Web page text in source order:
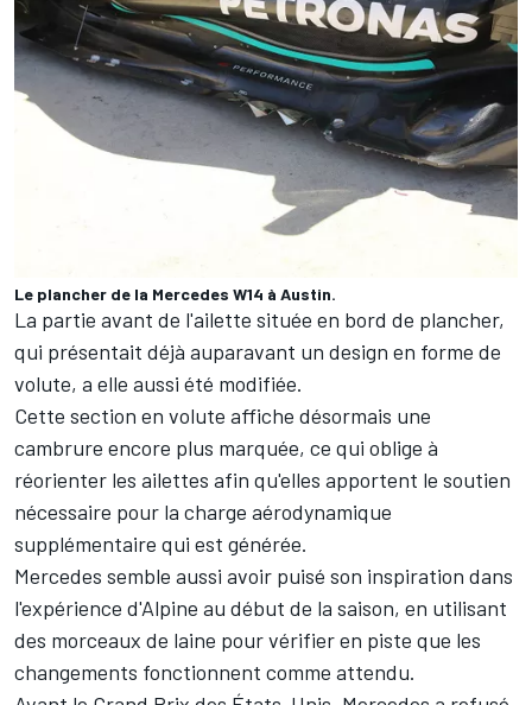
Le plancher de la Mercedes W14 à Austin.
La partie avant de l'ailette située en bord de plancher,
qui présentait déjà auparavant un design en forme de
volute, a elle aussi été modifiée.
Cette section en volute affiche désormais une
cambrure encore plus marquée, ce qui oblige à
réorienter les ailettes afin qu'elles apportent le soutien
nécessaire pour la charge aérodynamique
supplémentaire qui est générée.
Mercedes semble aussi avoir puisé son inspiration dans
l'expérience d'Alpine au début de la saison, en utilisant
des morceaux de laine pour vérifier en piste que les
changements fonctionnent comme attendu.